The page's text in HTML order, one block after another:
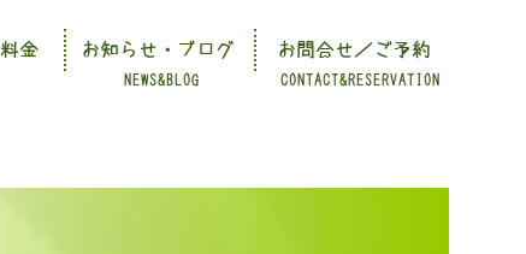
CONTACT&RESERVATION
NEWS&BLOG
金 お知らせ・ブログ お問合せ／ご予約